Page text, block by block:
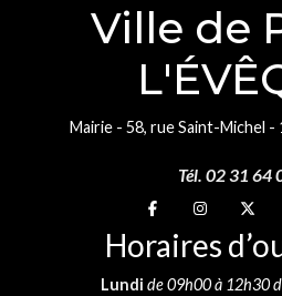
Ville de
Mairie - 58, rue Saint-Michel
Tél. 02 31 64
Suivez-nous sur
Suivez-nous
Horaires
Lundi de 09h00 à 12h30